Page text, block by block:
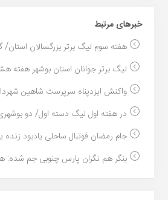
خبر‌های مرتبط
هفته سوم لیگ برتر بزرگسالان استان/ گسار
لیگ برتر جوانان استان بوشهر هفته
واکنش ایزدپناه سرپرست شاهین
در هفته اول لیگ دسته اول/ دو
جام رمضان فوتبال ساحلی یادبود
بنگر هم نگران پارس چنوبی جم شده: